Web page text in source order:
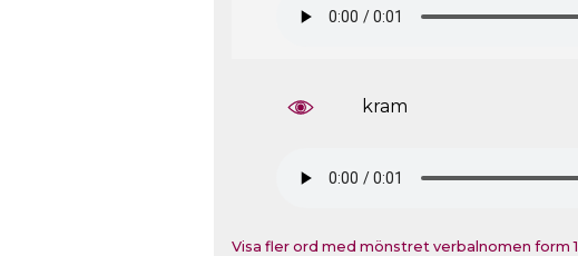
kram
Visa fler ord med mönstret verbalnomen form 1